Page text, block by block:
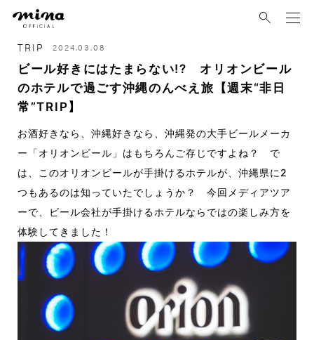
TRIP 2024.03.08
ビール好きにはたまらない!? オリオンビール
のホテルで過ごす沖縄のんべえ旅【週末“非日
常”TRIP】
お酒好きなら、沖縄好きなら、沖縄発の大手ビールメーカ
ー「オリオンビール」はもちろんご存じですよね？ で
は、このオリオンビールが手掛けるホテルが、沖縄県に2
つもあるのは知っていたでしょうか？ 今回メディアツア
ーで、ビール会社が手掛けるホテルならではの楽しみ方を
体験してきました！